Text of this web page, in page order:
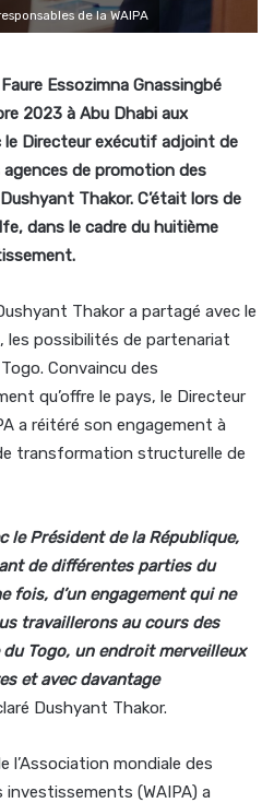
de la WAIPA
Essozimna Gnassingbé
2023 à Abu Dhabi aux
le Directeur exécutif adjoint de
agences de promotion des
Thakor. C’était lors de
dans le cadre du huitième
Thakor a partagé avec le
les possibilités de partenariat
Convaincu des
qu’offre le pays, le Directeur
a réitéré son engagement à
transformation structurelle de
le Président de la République,
de différentes parties du
fois, d’un engagement qui ne
travaillerons au cours des
Togo, un endroit merveilleux
et avec davantage
Dushyant Thakor.
l’Association mondiale des
(WAIPA) a